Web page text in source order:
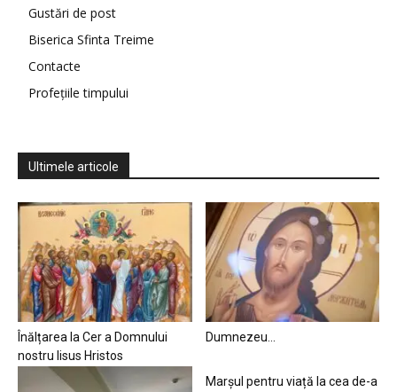
Gustări de post
Biserica Sfinta Treime
Contacte
Profețiile timpului
Ultimele articole
Înălțarea la Cer a Domnului
nostru Iisus Hristos
Dumnezeu…
Marșul pentru viață la cea de-a